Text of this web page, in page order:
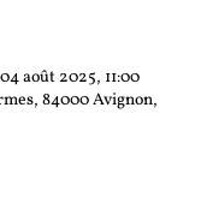
août 2025, 11:00
84000 Avignon,